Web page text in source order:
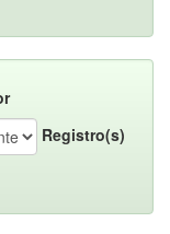
Registro(s)